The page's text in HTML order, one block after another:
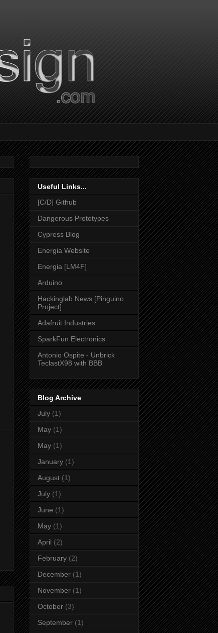
Useful Links...
[C/D] Github
Dangerous Prototypes
Cypress Blog
Energia Website
Energia [LM4F]
Arduino
Hackinglab News [Pinguino
Project]
Adafruit Industries
SparkFun Electronics
Antonio Ospite - Unbrick
TeclastX98 with BBB
Blog Archive
July (1)
May (1)
May (1)
January (1)
August (1)
July (1)
June (1)
May (1)
April (2)
February (2)
December (1)
November (1)
October (3)
September (1)